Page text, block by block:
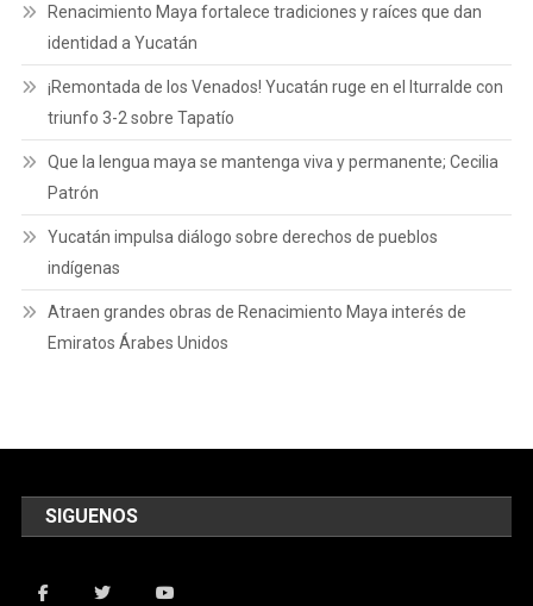
Renacimiento Maya fortalece tradiciones y raíces que dan
identidad a Yucatán
¡Remontada de los Venados! Yucatán ruge en el Iturralde con
triunfo 3-2 sobre Tapatío
Que la lengua maya se mantenga viva y permanente; Cecilia
Patrón
Yucatán impulsa diálogo sobre derechos de pueblos
indígenas
Atraen grandes obras de Renacimiento Maya interés de
Emiratos Árabes Unidos
SIGUENOS